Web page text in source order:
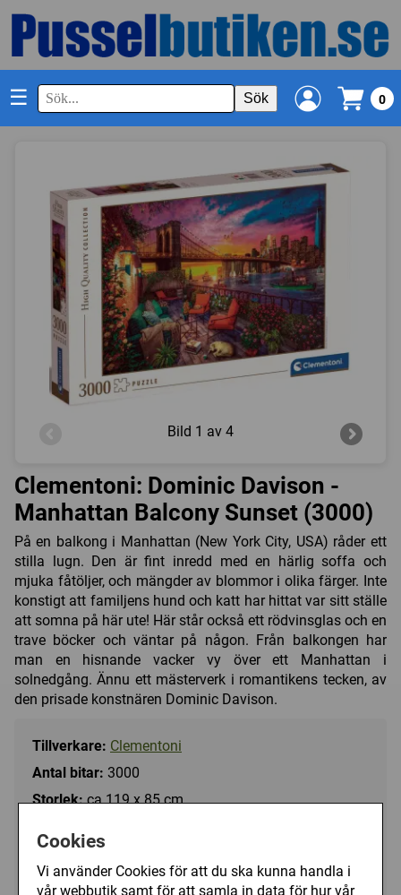
Cookies
Vi använder Cookies för att du ska kunna handla i
vår webbutik samt för att samla in data för hur vår
☰ Sök 0
Bild 1 av 4
Clementoni: Dominic Davison -
Manhattan Balcony Sunset (3000)
På en balkong i Manhattan (New York City, USA) råder ett
stilla lugn. Den är fint inredd med en härlig soffa och
mjuka fåtöljer, och mängder av blommor i olika färger. Inte
konstigt att familjens hund och katt har hittat var sitt ställe
att somna på här ute! Här står också ett rödvinsglas och en
trave böcker och väntar på någon. Från balkongen har
man en hisnande vacker vy över ett Manhattan i
solnedgång. Ännu ett mästerverk i romantikens tecken, av
den prisade konstnären Dominic Davison.
Tillverkare: Clementoni
Antal bitar: 3000
Storlek:ca 119 x 85 cm
Antal Bitar/3000